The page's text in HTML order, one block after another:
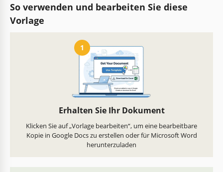
So verwenden und bearbeiten Sie diese
Vorlage
1
Erhalten Sie Ihr Dokument
Klicken Sie auf „Vorlage bearbeiten“, um eine bearbeitbare
Kopie in Google Docs zu erstellen oder für Microsoft Word
herunterzuladen